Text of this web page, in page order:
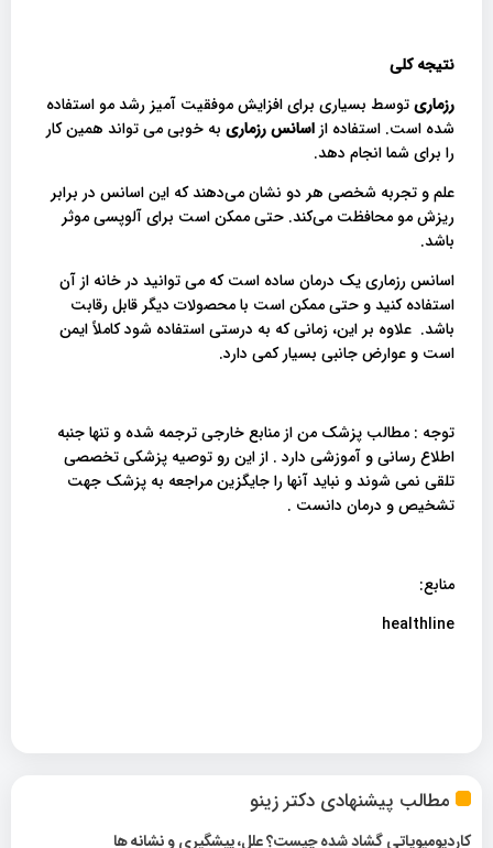
مطالب پیشنهادی دکتر زینو
کاردیومیوپاتی گشاد شده چیست؟ علل، پیشگیری و نشانه ها
نتیجه کلی
رزماریتوسط بسیاری برای افزایش موفقیت آمیز رشد مو استفاده
شده است. استفاده از اسانس رزماری به خوبی می تواند همین کار
را برای شما انجام دهد.
علم و تجربه شخصی هر دو نشان می‌دهند که این اسانس در برابر
ریزش مو محافظت می‌کند. حتی ممکن است برای آلوپسی موثر
باشد.
اسانس رزماری یک درمان ساده است که می توانید در خانه از آن
استفاده کنید و حتی ممکن است با محصولات دیگر قابل رقابت
باشد. علاوه بر این، زمانی که به درستی استفاده شود کاملاً ایمن
است و عوارض جانبی بسیار کمی دارد.
توجه : مطالب پزشک من از منابع خارجی ترجمه شده و تنها جنبه
اطلاع رسانی و آموزشی دارد . از این رو توصیه پزشکی تخصصی
تلقی نمی شوند و نباید آنها را جایگزین مراجعه به پزشک جهت
تشخیص و درمان دانست .
منابع:
healthline